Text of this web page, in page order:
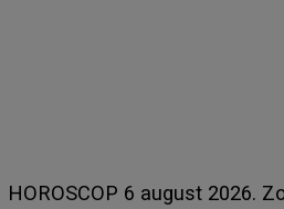
să LINE-UP UNTOLD